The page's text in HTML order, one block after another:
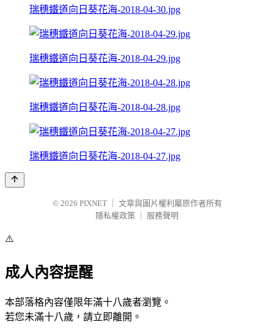
瑞穗鐵道向日葵花海-2018-04-30.jpg
瑞穗鐵道向日葵花海-2018-04-29.jpg
瑞穗鐵道向日葵花海-2018-04-28.jpg
瑞穗鐵道向日葵花海-2018-04-27.jpg
© 2026 PIXNET
文章與圖片權利屬原作者所有
隱私權政策
服務聲明
⚠️
成人內容提醒
本部落格內容僅限年滿十八歲者瀏覽。
若您未滿十八歲，請立即離開。